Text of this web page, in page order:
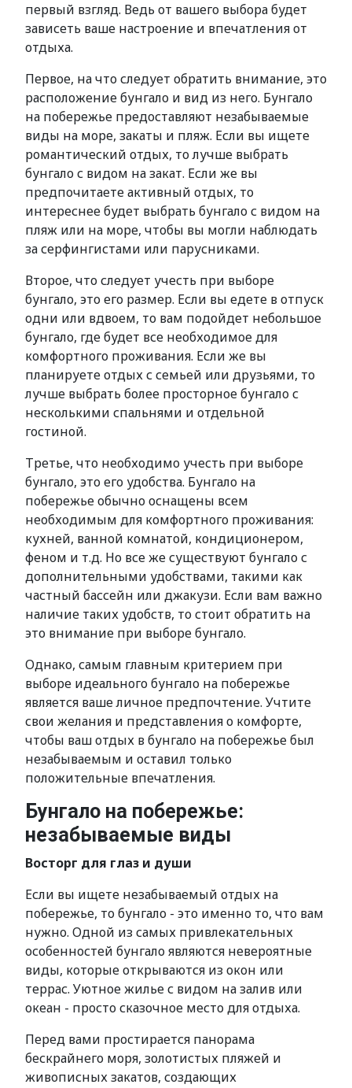
первый взгляд. Ведь от вашего выбора будет
зависеть ваше настроение и впечатления от
отдыха.
Первое, на что следует обратить внимание, это
расположение бунгало и вид из него. Бунгало
на побережье предоставляют незабываемые
виды на море, закаты и пляж. Если вы ищете
романтический отдых, то лучше выбрать
бунгало с видом на закат. Если же вы
предпочитаете активный отдых, то
интереснее будет выбрать бунгало с видом на
пляж или на море, чтобы вы могли наблюдать
за серфингистами или парусниками.
Второе, что следует учесть при выборе
бунгало, это его размер. Если вы едете в отпуск
одни или вдвоем, то вам подойдет небольшое
бунгало, где будет все необходимое для
комфортного проживания. Если же вы
планируете отдых с семьей или друзьями, то
лучше выбрать более просторное бунгало с
несколькими спальнями и отдельной
гостиной.
Третье, что необходимо учесть при выборе
бунгало, это его удобства. Бунгало на
побережье обычно оснащены всем
необходимым для комфортного проживания:
кухней, ванной комнатой, кондиционером,
феном и т.д. Но все же существуют бунгало с
дополнительными удобствами, такими как
частный бассейн или джакузи. Если вам важно
наличие таких удобств, то стоит обратить на
это внимание при выборе бунгало.
Однако, самым главным критерием при
выборе идеального бунгало на побережье
является ваше личное предпочтение. Учтите
свои желания и представления о комфорте,
чтобы ваш отдых в бунгало на побережье был
незабываемым и оставил только
положительные впечатления.
Бунгало на побережье:
незабываемые виды
Восторг для глаз и души
Если вы ищете незабываемый отдых на
побережье, то бунгало - это именно то, что вам
нужно. Одной из самых привлекательных
особенностей бунгало являются невероятные
виды, которые открываются из окон или
террас. Уютное жилье с видом на залив или
океан - просто сказочное место для отдыха.
Перед вами простирается панорама
бескрайнего моря, золотистых пляжей и
живописных закатов, создающих